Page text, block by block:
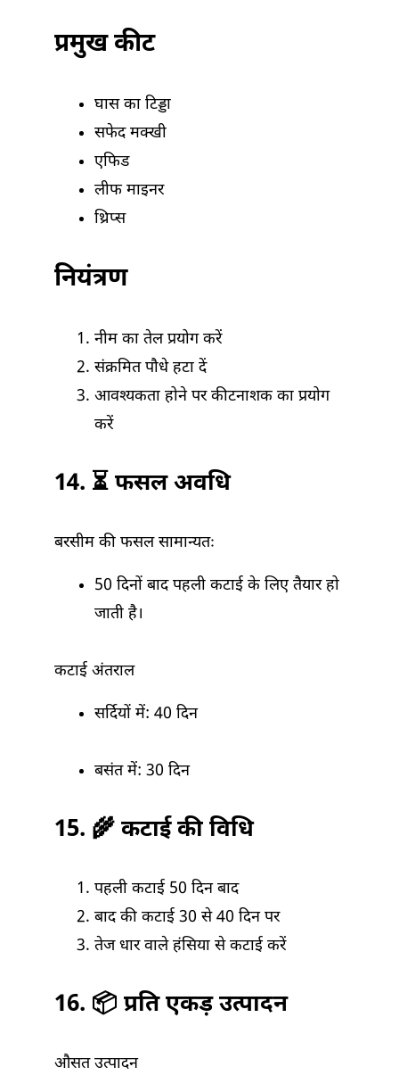
प्रमुख कीट
घास का टिड्डा
सफेद मक्खी
एफिड
लीफ माइनर
थ्रिप्स
नियंत्रण
नीम का तेल प्रयोग करें
संक्रमित पौधे हटा दें
आवश्यकता होने पर कीटनाशक का प्रयोग
करें
14. ⏳ फसल अवधि
बरसीम की फसल सामान्यतः
50 दिनों बाद पहली कटाई के लिए तैयार हो
जाती है।
कटाई अंतराल
सर्दियों में: 40 दिन
बसंत में: 30 दिन
15. 🌾 कटाई की विधि
पहली कटाई 50 दिन बाद
बाद की कटाई 30 से 40 दिन पर
तेज धार वाले हंसिया से कटाई करें
16. 📦 प्रति एकड़ उत्पादन
औसत उत्पादन